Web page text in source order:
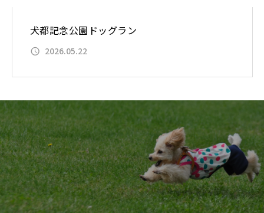
犬都記念公園ドッグラン
2026.05.22